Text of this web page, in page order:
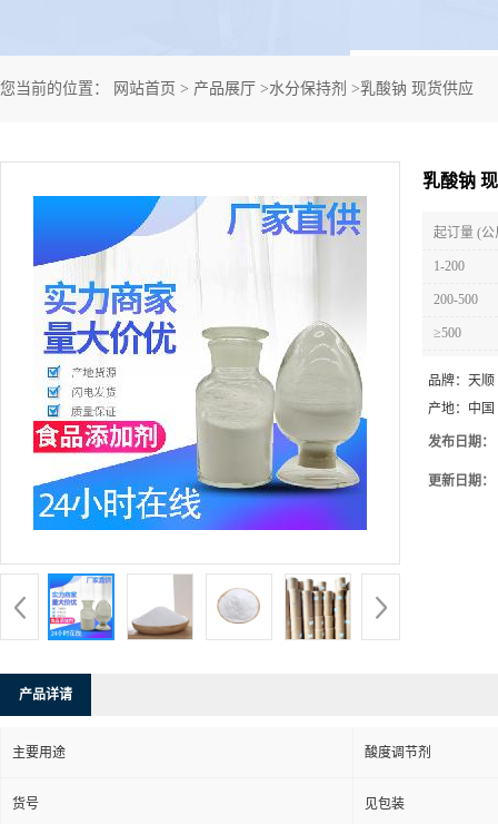
您当前的位置： 网站首页 > 产品展厅 >水分保持剂 >乳酸钠 现货供应
乳酸钠
起订量 (公
1-200
200-500
≥500
品牌： 天顺
产地： 中
发布日期：
更新日期：
产品详请
主要用途 酸度调节剂
货号 见包装